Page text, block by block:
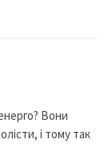
Вони
і тому так